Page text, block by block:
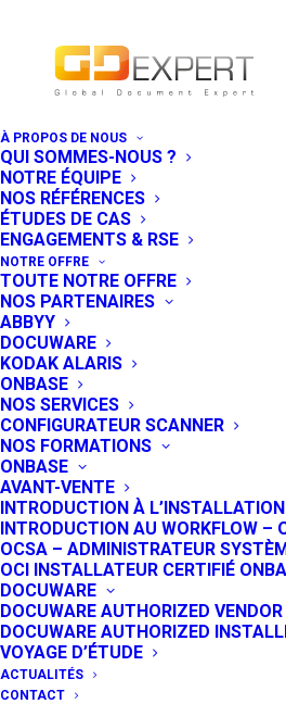
À PROPOS DE NOUS
QUI SOMMES-NOUS ?
NOTRE ÉQUIPE
NOS RÉFÉRENCES
ÉTUDES DE CAS
ENGAGEMENTS & RSE
NOTRE OFFRE
TOUTE NOTRE OFFRE
NOS PARTENAIRES
ABBYY
DOCUWARE
KODAK ALARIS
ONBASE
NOS SERVICES
CONFIGURATEUR SCANNER
NOS FORMATIONS
ONBASE
AVANT-VENTE
INTRODUCTION À
INTRODUCTION AU WORKFLOW –
OCSA – ADMINISTRATEUR
OCI INSTALLATEUR CERTIFIÉ
DOCUWARE
DOCUWARE AUTHORIZED VENDOR
DOCUWARE AUTHORIZED
VOYAGE D’ÉTUDE
ACTUALITÉS
CONTACT
5èmes
de la
Digitale en
Afrique
3 OCTOBRE 2016
Paris accueillera les 3
Transformation Digitale
au pavillon Dauphine.
mettre en place
électronique en Afrique
infrastructures et quels
financements sont
L’Afrique a-t-elle les
politique de
Comment placer le
cœur de l’aménagement